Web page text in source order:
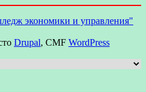
экономики и управления"
Drupal, CMF WordPress